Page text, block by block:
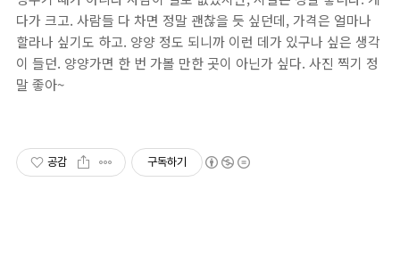
다가 크고. 사람들 다 차면 정말 괜찮을 듯 싶던데, 가격은 얼마나
할라나 싶기도 하고. 양양 정도 되니까 이런 데가 있구나 싶은 생각
이 들던. 양양가면 한 번 가볼 만한 곳이 아닌가 싶다. 사진 찍기 정
말 좋아~
공감 구독하기